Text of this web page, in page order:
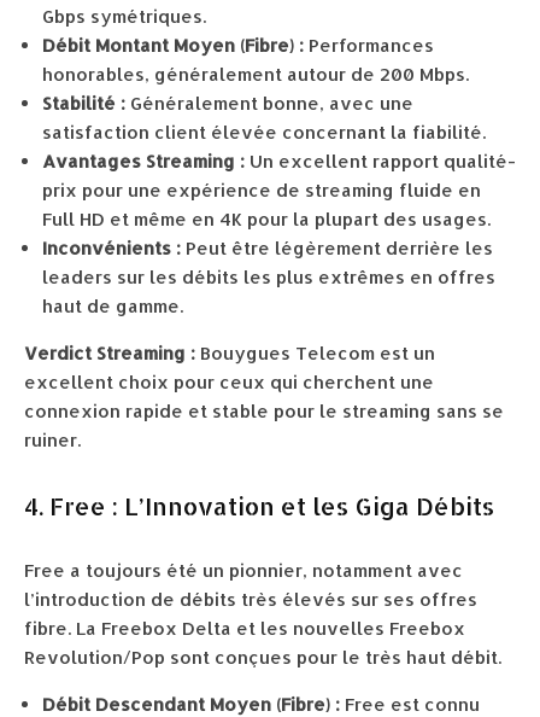
Gbps symétriques.
Débit Montant Moyen (Fibre) : Performances
honorables, généralement autour de 200 Mbps.
Stabilité : Généralement bonne, avec une
satisfaction client élevée concernant la fiabilité.
Avantages Streaming : Un excellent rapport qualité-
prix pour une expérience de streaming fluide en
Full HD et même en 4K pour la plupart des usages.
Inconvénients : Peut être légèrement derrière les
leaders sur les débits les plus extrêmes en offres
haut de gamme.
Verdict Streaming : Bouygues Telecom est un
excellent choix pour ceux qui cherchent une
connexion rapide et stable pour le streaming sans se
ruiner.
4. Free : L’Innovation et les Giga Débits
Free a toujours été un pionnier, notamment avec
l’introduction de débits très élevés sur ses offres
fibre. La Freebox Delta et les nouvelles Freebox
Revolution/Pop sont conçues pour le très haut débit.
Débit Descendant Moyen (Fibre) : Free est connu